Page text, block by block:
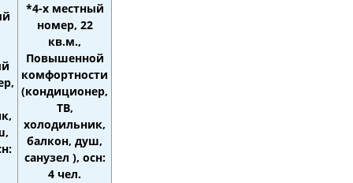
*4-х местный
номер, 22
кв.м.,
Повышенной
комфортности
(кондиционер,
ТВ,
холодильник,
балкон, душ,
санузел ), осн:
4 чел.